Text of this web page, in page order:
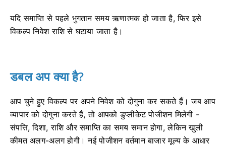
यदि समाप्ति से पहले भुगतान समय ऋणात्मक हो जाता है, फिर इसे
विकल्प निवेश राशि से घटाया जाता है।
डबल अप क्या है?
आप चुने हुए विकल्प पर अपने निवेश को दोगुना कर सकते हैं।जब आप
व्यापार को दोगुना करते हैं, तो आपको डुप्लीकेट पोजीशन मिलेगी -
संपत्ति, दिशा, राशि और समाप्ति का समय समान होगा, लेकिन खुली
कीमत अलग-अलग होगी।नई पोजीशन वर्तमान बाजार मूल्य के आधार